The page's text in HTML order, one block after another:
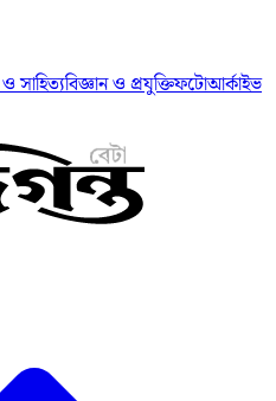
ও সাহিত্যবিজ্ঞান ও প্রযুক্তিফটোআর্কাইভ